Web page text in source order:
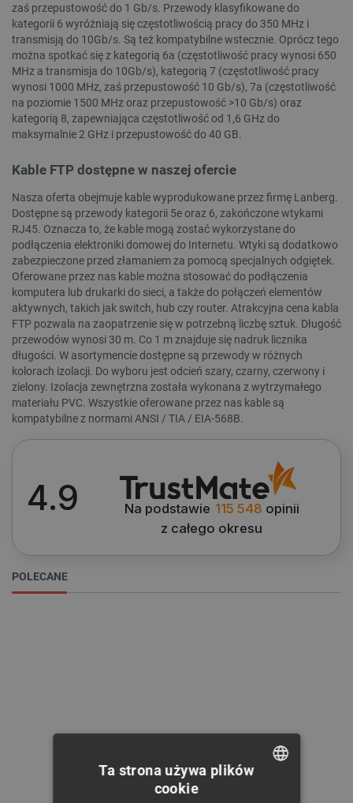
Typ przewodu
Kolor przewodu
4.9 Na podstawie 115 548 opinii
z całego okresu
POLECANE
zaś przepustowość do 1 Gb/s. Przewody klasyfikowane do
kategorii 6 wyróżniają się częstotliwością pracy do 350 MHz i
transmisją do 10Gb/s. Są też kompatybilne wstecznie. Oprócz tego
można spotkać się z kategorią 6a (częstotliwość pracy wynosi 650
MHz a transmisja do 10Gb/s), kategorią 7 (częstotliwość pracy
wynosi 1000 MHz, zaś przepustowość 10 Gb/s), 7a (częstotliwość
na poziomie 1500 MHz oraz przepustowość >10 Gb/s) oraz
kategorią 8, zapewniająca częstotliwość od 1,6 GHz do
maksymalnie 2 GHz i przepustowość do 40 GB.
Kable FTP dostępne w naszej ofercie
Nasza oferta obejmuje kable wyprodukowane przez firmę Lanberg.
Dostępne są przewody kategorii 5e oraz 6, zakończone wtykami
RJ45. Oznacza to, że kable mogą zostać wykorzystane do
podłączenia elektroniki domowej do Internetu. Wtyki są dodatkowo
zabezpieczone przed złamaniem za pomocą specjalnych odgiętek.
Oferowane przez nas kable można stosować do podłączenia
komputera lub drukarki do sieci, a także do połączeń elementów
aktywnych, takich jak switch, hub czy router. Atrakcyjna cena kabla
FTP pozwala na zaopatrzenie się w potrzebną liczbę sztuk. Długość
przewodów wynosi 30 m. Co 1 m znajduje się nadruk licznika
długości. W asortymencie dostępne są przewody w różnych
kolorach izolacji. Do wyboru jest odcień szary, czarny, czerwony i
zielony. Izolacja zewnętrzna została wykonana z wytrzymałego
materiału PVC. Wszystkie oferowane przez nas kable są
kompatybilne z normami ANSI / TIA / EIA-568B.
Ta strona używa plików
cookie